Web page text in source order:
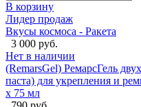
В корзину
Лидер продаж
Вкусы космоса - Ракета
3 000 руб.
Нет в наличии
(RemarsGel) РемарсГель
паста) для укрепления и
х 75 мл